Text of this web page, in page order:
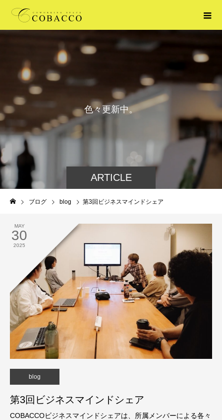
ARTICLE
色々 更新中。
ブログ blog 第3回ビジネスマインドシェア
MAY
30
2025
blog
第3回ビジネスマインドシェア
COBACCOビジネスマインドシェアは、所属メンバーによる各々